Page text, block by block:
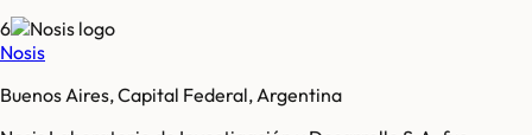
6
Nosis
Buenos Aires, Capital Federal, Argentina